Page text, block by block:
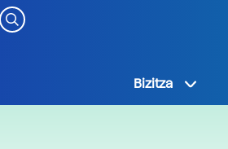
Bizitza